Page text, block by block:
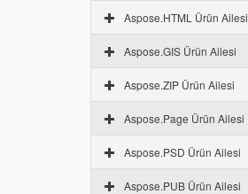
Aspose.HTML Ürün Ailesi
Aspose.GIS Ürün Ailesi
Aspose.ZIP Ürün Ailesi
Aspose.Page Ürün Ailesi
Aspose.PSD Ürün Ailesi
Aspose.PUB Ürün Ailesi